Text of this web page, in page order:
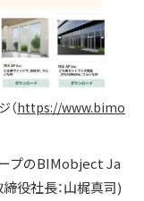
（https://www.bimo
プのBIMobject Ja
役社長：山梶真司)